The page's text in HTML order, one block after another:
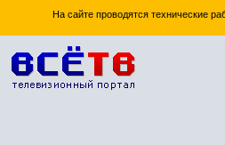
На сайте проводятся технические